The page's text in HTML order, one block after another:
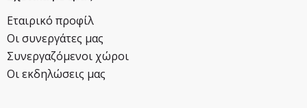
Εταιρικό προφίλ
Οι συνεργάτες μας
Συνεργαζόμενοι χώροι
Οι εκδηλώσεις μας